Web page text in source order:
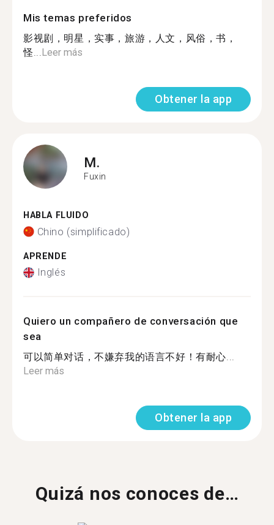
Mis temas preferidos
影视剧，明星，实事，旅游，人文，风俗，书，
怪...Leer más
Obtener la app
M.
Fuxin
HABLA FLUIDO
Chino (simplificado)
APRENDE
Inglés
Quiero un compañero de conversación que
sea
可以简单对话，不嫌弃我的语言不好！有耐心...
Leer más
Obtener la app
Quizá nos conoces de…